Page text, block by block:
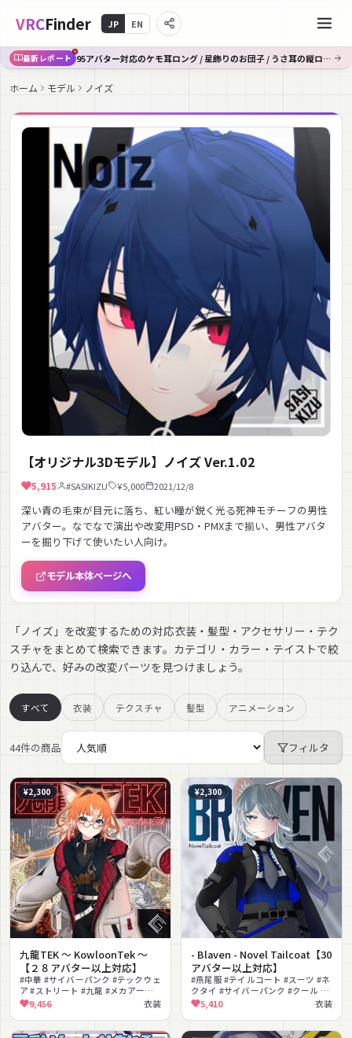
VRCFinder JP EN
最新レポート 95アバター対応のケモ耳ロング / 星飾りのお団子 / うさ耳の縦ロール / 男女ペアの三つ編み
ホーム モデル ノイズ
【オリジナル3Dモデル】ノイズ Ver.1.02
5,915 #SASIKIZU ¥5,000 2021/12/8
深い青の毛束が目元に落ち、紅い瞳が鋭く光る死神モチーフの男性
アバター。なでなで演出や改変用PSD・PMXまで揃い、男性アバタ
ーを掘り下げて使いたい人向け。
モデル本体ページへ
「ノイズ」を改変するための対応衣装・髪型・アクセサリー・テク
スチャをまとめて検索できます。カテゴリ・カラー・テイストで絞
り込んで、好みの改変パーツを見つけましょう。
すべて 衣装 テクスチャ 髪型 アニメーション
44件の商品 フィルタ
¥2,300
九龍TEK 〜 KowloonTek 〜
【２８アバター以上対応】
#中華 #サイバーパンク #テックウェ
ア #ストリート #九龍 #メカアーム #
かっこいい #男性向け #撮影向け
9,456 衣装
¥2,300
- Blaven - Novel Tailcoat【30
アバター以上対応】
#燕尾服 #テイルコート #スーツ #ネ
クタイ #サイバーパンク #クール #
かっこいい #男性向け #ブーツ #近
未来
5,410 衣装